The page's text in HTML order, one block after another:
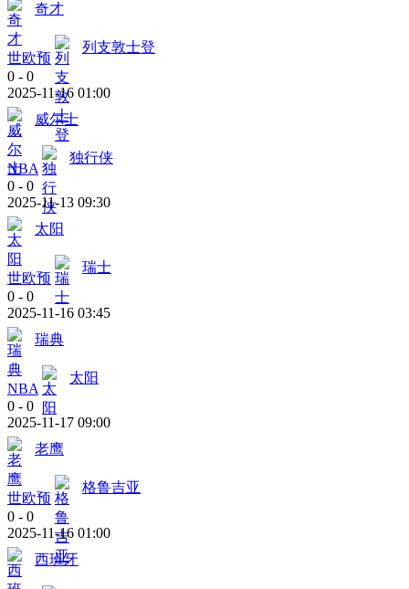
奇才
世欧预
列支敦士登
0 - 0
2025-11-16 01:00
威尔士
NBA
独行侠
0 - 0
2025-11-13 09:30
太阳
世欧预
瑞士
0 - 0
2025-11-16 03:45
瑞典
NBA
太阳
0 - 0
2025-11-17 09:00
老鹰
世欧预
格鲁吉亚
0 - 0
2025-11-16 01:00
西班牙